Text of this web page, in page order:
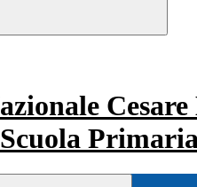
Scuola